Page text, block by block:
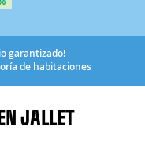
garantizado!
de habitaciones
JALLET